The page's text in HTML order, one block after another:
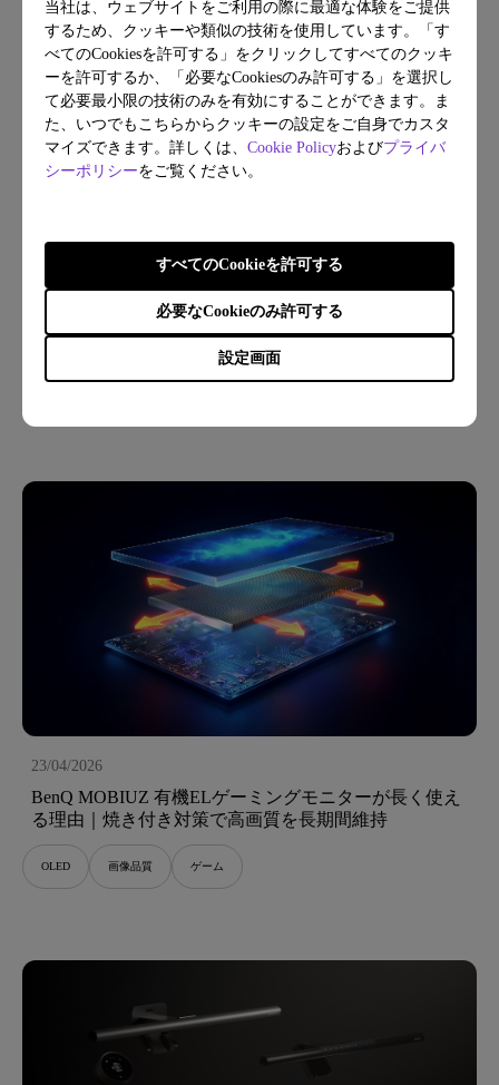
当社は、ウェブサイトをご利用の際に最適な体験をご提供
するため、クッキーや類似の技術を使用しています。「す
べてのCookiesを許可する」をクリックしてすべてのクッキ
ーを許可するか、「必要なCookiesのみ許可する」を選択し
て必要最小限の技術のみを有効にすることができます。ま
た、いつでもこちらからクッキーの設定をご自身でカスタ
マイズできます。詳しくは、 Cookie Policyおよびプライバ
シーポリシーをご覧ください。
設定画面
必要なCookieのみ許可する
すべてのCookieを許可する
デュアルモニター環境にぴったりな照明活用術
23/04/2026
BenQ MOBIUZ 有機ELゲーミングモニターが長く使え
る理由｜焼き付き対策で高画質を長期間維持
OLED 画像品質 ゲーム